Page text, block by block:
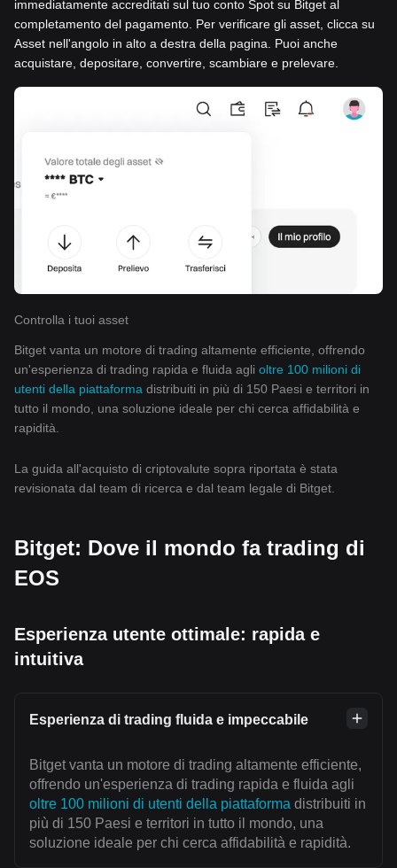
immediatamente accreditati sul tuo conto Spot su Bitget al
completamento del pagamento. Per verificare gli asset, clicca su
Asset nell'angolo in alto a destra della pagina. Puoi anche
acquistare, depositare, convertire, scambiare e prelevare.
Controlla i tuoi asset
Bitget vanta un motore di trading altamente efficiente, offrendo
un'esperienza di trading rapida e fluida agli oltre 100 milioni di
utenti della piattaforma distribuiti in più di 150 Paesi e territori in
tutto il mondo, una soluzione ideale per chi cerca affidabilità e
rapidità.
La guida all'acquisto di criptovalute sopra riportata è stata
revisionata dal team di ricerca e dal team legale di Bitget.
Bitget: Dove il mondo fa trading di
EOS
Esperienza utente ottimale: rapida e
intuitiva
Esperienza di trading fluida e impeccabile
Bitget vanta un motore di trading altamente efficiente,
offrendo un'esperienza di trading rapida e fluida agli
oltre 100 milioni di utenti della piattaforma distribuiti in
più di 150 Paesi e territori in tutto il mondo, una
soluzione ideale per chi cerca affidabilità e rapidità.